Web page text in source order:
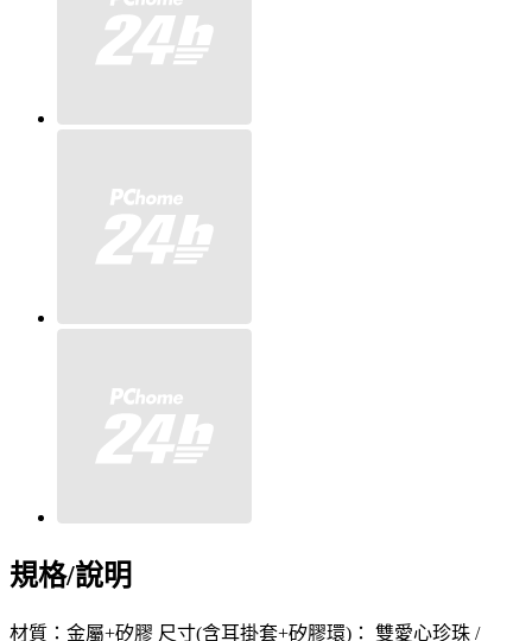
規格/說明
材質：金屬+矽膠 尺寸(含耳掛套+矽膠環)： 雙愛心珍珠 /